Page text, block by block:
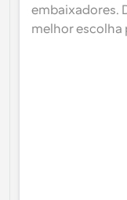
embaixadores.
melhor escolha